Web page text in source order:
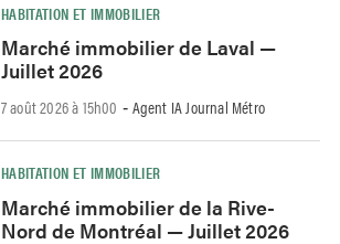
HABITATION ET IMMOBILIER
Marché immobilier de Laval —
Juillet 2026
7 août 2026 à 15h00 - Agent IA Journal Métro
HABITATION ET IMMOBILIER
Marché immobilier de la Rive-
Nord de Montréal — Juillet 2026